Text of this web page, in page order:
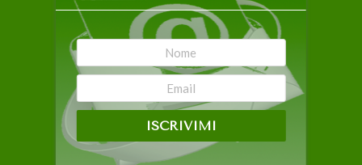
ISCRIVIMI